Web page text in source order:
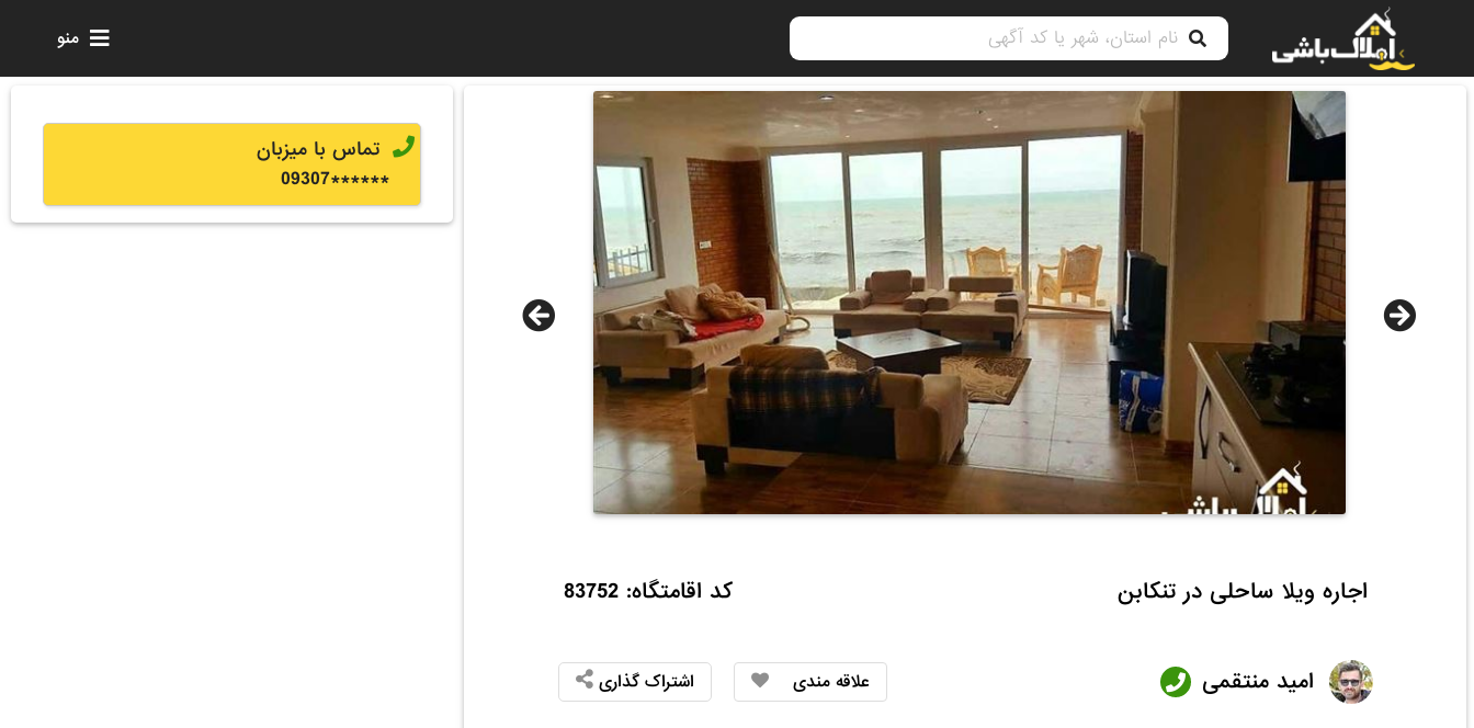
منو
اجاره ویلا ساحلی در تنکابن کد اقامتگاه: 83752
امید منتقمی علاقه مندی اشتراک گذاری
تماس با میزبان
******
09307